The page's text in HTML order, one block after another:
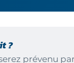
?
prévenu